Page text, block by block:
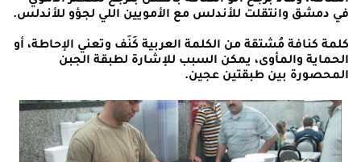
في دمشق وانتقلت للأندلس مع الأمويين اللي لجؤو للأندلس.
كلمة كنافة مُشتقة من الكلمة العربية كَنَف وتعني الإحاطة، أو
الحماية والمأوى، يمكن السبب للإشارة لطبقة الجبن
المحصورة بين طبقتين عجين.